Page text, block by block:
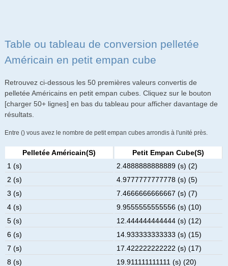
Table ou tableau de conversion pelletée
Américain en petit empan cube
Retrouvez ci-dessous les 50 premières valeurs convertis de
pelletée Américains en petit empan cubes. Cliquez sur le bouton
[charger 50+ lignes] en bas du tableau pour afficher davantage de
résultats.
Entre () vous avez le nombre de petit empan cubes arrondis à l'unité près.
Pelletée Américain(s)
Petit Empan Cube(s)
1 (s)
2.4888888888889 (s) (2)
2 (s)
4.9777777777778 (s) (5)
3 (s)
7.4666666666667 (s) (7)
4 (s)
9.9555555555556 (s) (10)
5 (s)
12.444444444444 (s) (12)
6 (s)
14.933333333333 (s) (15)
7 (s)
17.422222222222 (s) (17)
8 (s)
19.911111111111 (s) (20)